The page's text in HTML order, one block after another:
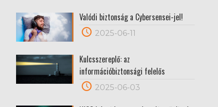
Valódi biztonság a Cybersensei-jel!
2025-06-11
Kulcsszereplő: az
információbiztonsági felelős
2025-06-03